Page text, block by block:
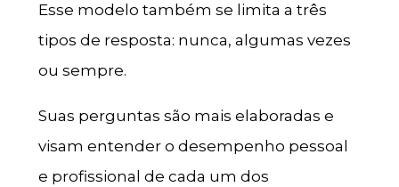
Esse modelo também se limita a três
tipos de resposta: nunca, algumas vezes
ou sempre.
Suas perguntas são mais elaboradas e
visam entender o desempenho pessoal
e profissional de cada um dos